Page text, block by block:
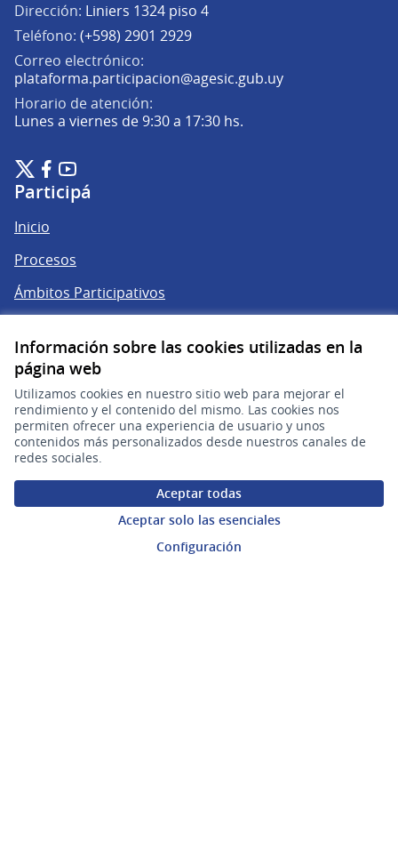
Información sobre las cookies utilizadas en la
página web
Utilizamos cookies en nuestro sitio web para mejorar el
rendimiento y el contenido del mismo. Las cookies nos
permiten ofrecer una experiencia de usuario y unos
contenidos más personalizados desde nuestros canales de
redes sociales.
Aceptar todas
Aceptar solo las esenciales
Configuración
Dirección: Liniers 1324 piso 4
Teléfono: (+598) 2901 2929
Correo electrónico:
plataforma.participacion@agesic.gub.uy(Abrir en una
Horario de atención:
Lunes a viernes de 9:30 a 17:30 hs.
Plataforma de Participación Ciudadana Digital en X
(Enlace externo)
Plataforma de Participación Ciudadana Digital en Facebook
(Enlace externo)
Plataforma de Participación Ciudadana Digital en
(Enlace externo)
Participá
Inicio
Procesos
Ámbitos Participativos
Mi cuenta
Ingresar a la plataforma
Ayuda
Preguntas frecuentes